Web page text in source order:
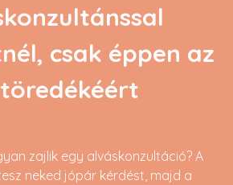
csak éppen az
zajlik egy alváskonzultáció? A
neked jópár kérdést, majd a